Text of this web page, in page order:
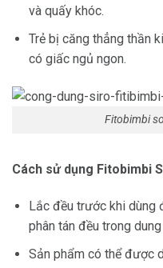
và quấy khóc.
Trẻ bị căng thẳng thần
có giấc ngủ ngon.
Fitobimbi
Cách sử dụng Fitobimbi
Lắc đều trước khi dùng
phân tán đều trong
Sản phẩm có thể được